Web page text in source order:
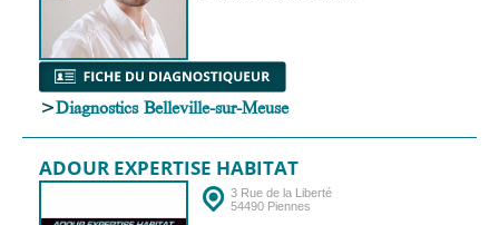
>Diagnostics Belleville-sur-Meuse
ADOUR EXPERTISE HABITAT
3 Rue de la Liberté
54490 Piennes